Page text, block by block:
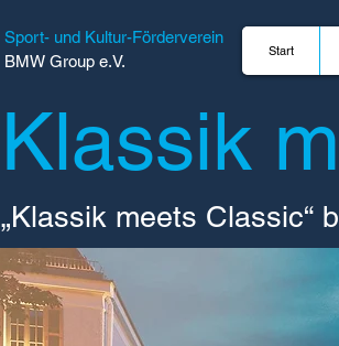
Sport- und Kultur-Förderverein
BMW Group e.V.
Start
Klassik
„Klassik meets Classic“